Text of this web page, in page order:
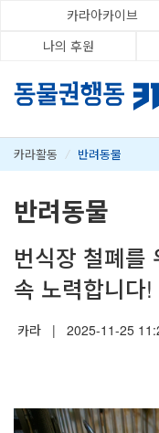
카라아카이브
나의 후원
카라활동 / 반려동물
반려동물
번식장 철폐를
속 노력합니다!
카라 | 2025-11-25